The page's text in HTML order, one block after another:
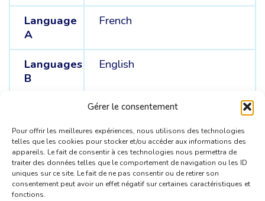
Gérer le consentement
Pour offrir les meilleures expériences, nous utilisons des technologies
telles que les cookies pour stocker et/ou accéder aux informations des
appareils. Le fait de consentir à ces technologies nous permettra de
traiter des données telles que le comportement de navigation ou les ID
uniques sur ce site. Le fait de ne pas consentir ou de retirer son
consentement peut avoir un effet négatif sur certaines caractéristiques et
fonctions.
Language
A
French
Languages
B
English
Spanish